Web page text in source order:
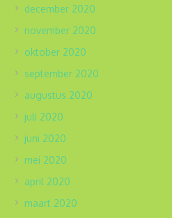
december 2020
november 2020
oktober 2020
september 2020
augustus 2020
juli 2020
juni 2020
mei 2020
april 2020
maart 2020